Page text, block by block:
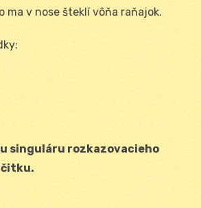
ma v nose šteklí vôňa raňajok.
singuláru rozkazovacieho